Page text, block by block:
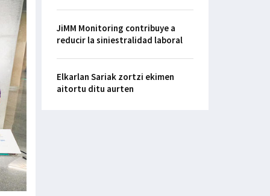
JiMM Monitoring contribuye a
reducir la siniestralidad laboral
Elkarlan Sariak zortzi ekimen
aitortu ditu aurten